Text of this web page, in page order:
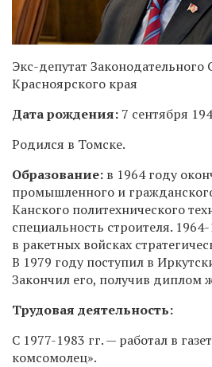
Экс-депутат Законодательного
Красноярского края
Дата рождения: 7 сентября
Родился в Томске.
Образование: в 1964 году
промышленного и
Канского политехнического
специальность строителя.
в ракетных войсках
В 1979 году поступил в
Закончил его, получив диплом
Трудовая деятельность:
С 1977-1983 гг.— работал в
комсомолец».